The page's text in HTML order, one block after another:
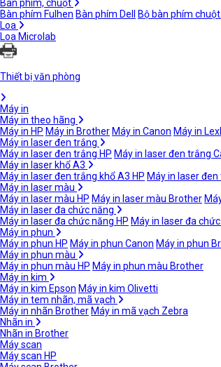
Bàn phím, chuột
Bàn phím Fulhen Bàn phím Dell Bộ bàn phím
Loa
Loa Microlab
Thiết bị văn phòng
Máy in
Máy in theo hãng
Máy in HP Máy in Brother Máy in Canon Máy in
Máy in laser đen trắng
Máy in laser đen trắng HP Máy in laser đen trắng
Máy in laser khổ A3
Máy in laser đen trắng khổ A3 HP Máy in laser
Máy in laser màu
Máy in laser màu HP Máy in laser màu Brother
Máy in laser đa chức năng
Máy in laser đa chức năng HP Máy in laser đa
Máy in phun
Máy in phun HP Máy in phun Canon Máy in phun
Máy in phun màu
Máy in phun màu HP Máy in phun màu Brother
Máy in kim
Máy in kim Epson Máy in kim Olivetti
Máy in tem nhãn, mã vạch
Máy in nhãn Brother Máy in mã vạch Zebra
Nhãn in
Nhãn in Brother
Máy scan
Máy scan HP